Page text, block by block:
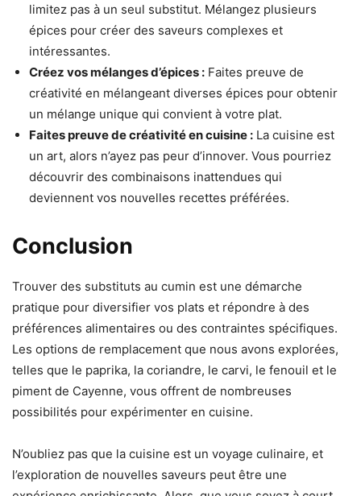
limitez pas à un seul substitut. Mélangez plusieurs
épices pour créer des saveurs complexes et
intéressantes.
Créez vos mélanges d’épices : Faites preuve de
créativité en mélangeant diverses épices pour obtenir
un mélange unique qui convient à votre plat.
Faites preuve de créativité en cuisine : La cuisine est
un art, alors n’ayez pas peur d’innover. Vous pourriez
découvrir des combinaisons inattendues qui
deviennent vos nouvelles recettes préférées.
Conclusion
Trouver des substituts au cumin est une démarche
pratique pour diversifier vos plats et répondre à des
préférences alimentaires ou des contraintes spécifiques.
Les options de remplacement que nous avons explorées,
telles que le paprika, la coriandre, le carvi, le fenouil et le
piment de Cayenne, vous offrent de nombreuses
possibilités pour expérimenter en cuisine.
N’oubliez pas que la cuisine est un voyage culinaire, et
l’exploration de nouvelles saveurs peut être une